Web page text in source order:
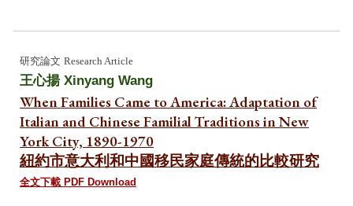
研究論文 Research Article
王心揚 Xinyang Wang
When Families Came to America: Adaptation of
Italian and Chinese Familial Traditions in New
York City, 1890-1970
紐約市意大利和中國移民家庭傳統的比較研究
全文下載 PDF Download